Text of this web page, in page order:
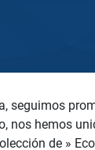
seguimos
nos hemos
de »